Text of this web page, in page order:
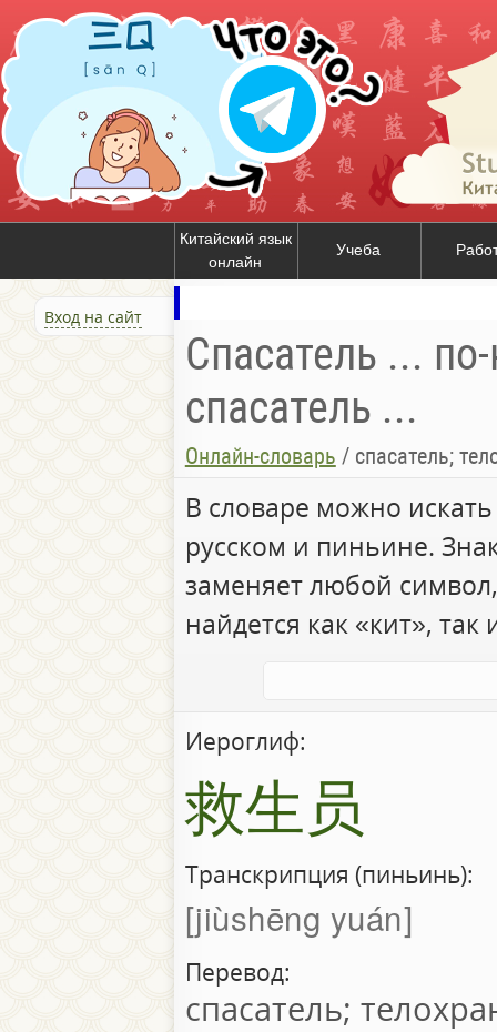
Китайский язык
онлайн
Учеба
Вход на сайт
Спасатель ...
спасатель ...
Онлайн-словарь / спасатель;
В словаре можно
русском и пиньине.
заменяет любой
найдется как «кит», так
Иероглиф:
救生员
Транскрипция (пиньинь):
jiùshēng yuán
Перевод:
спасатель;